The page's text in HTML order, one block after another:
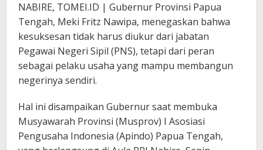
NABIRE, TOMEI.ID | Gubernur Provinsi Papua
Tengah, Meki Fritz Nawipa, menegaskan bahwa
kesuksesan tidak harus diukur dari jabatan
Pegawai Negeri Sipil (PNS), tetapi dari peran
sebagai pelaku usaha yang mampu membangun
negerinya sendiri.
Hal ini disampaikan Gubernur saat membuka
Musyawarah Provinsi (Musprov) I Asosiasi
Pengusaha Indonesia (Apindo) Papua Tengah,